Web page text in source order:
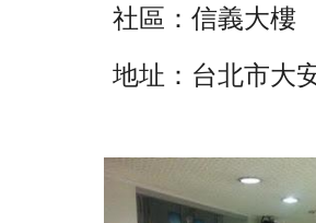
社區：信義大樓
地址：台北市大